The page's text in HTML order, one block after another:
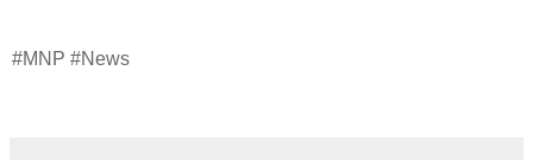
#MNP #News